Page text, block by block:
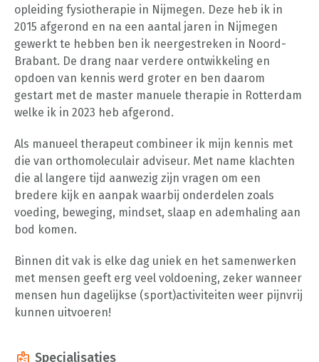
opleiding fysiotherapie in Nijmegen. Deze heb ik in
2015 afgerond en na een aantal jaren in Nijmegen
gewerkt te hebben ben ik neergestreken in Noord-
Brabant. De drang naar verdere ontwikkeling en
opdoen van kennis werd groter en ben daarom
gestart met de master manuele therapie in Rotterdam
welke ik in 2023 heb afgerond.
Als manueel therapeut combineer ik mijn kennis met
die van orthomoleculair adviseur. Met name klachten
die al langere tijd aanwezig zijn vragen om een
bredere kijk en aanpak waarbij onderdelen zoals
voeding, beweging, mindset, slaap en ademhaling aan
bod komen.
Binnen dit vak is elke dag uniek en het samenwerken
met mensen geeft erg veel voldoening, zeker wanneer
mensen hun dagelijkse (sport)activiteiten weer pijnvrij
kunnen uitvoeren!
medical_information Specialisaties